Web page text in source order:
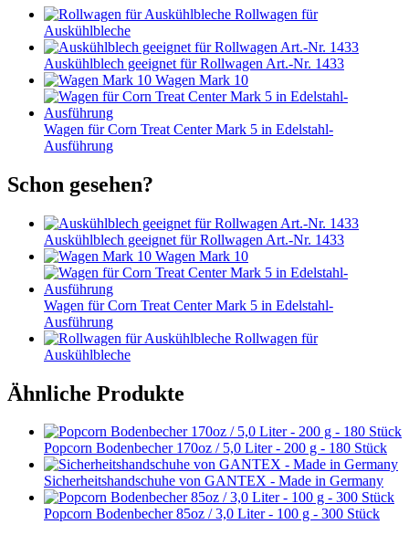
Rollwagen für
Auskühlbleche
Auskühlblech geeignet für Rollwagen Art.-Nr. 1433
Wagen Mark 10
Wagen für Corn Treat Center Mark 5 in Edelstahl-
Ausführung
Schon gesehen?
Auskühlblech geeignet für Rollwagen Art.-Nr. 1433
Wagen Mark 10
Wagen für Corn Treat Center Mark 5 in Edelstahl-
Ausführung
Rollwagen für
Auskühlbleche
Ähnliche Produkte
Popcorn Bodenbecher 170oz / 5,0 Liter - 200 g - 180 Stück
Sicherheitshandschuhe von GANTEX - Made in Germany
Popcorn Bodenbecher 85oz / 3,0 Liter - 100 g - 300 Stück